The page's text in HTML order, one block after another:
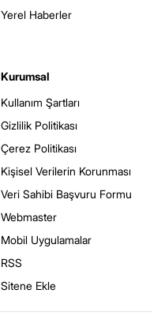
Yerel Haberler
Kurumsal
Kullanım Şartları
Gizlilik Politikası
Çerez Politikası
Kişisel Verilerin Korunması
Veri Sahibi Başvuru Formu
Webmaster
Mobil Uygulamalar
RSS
Sitene Ekle